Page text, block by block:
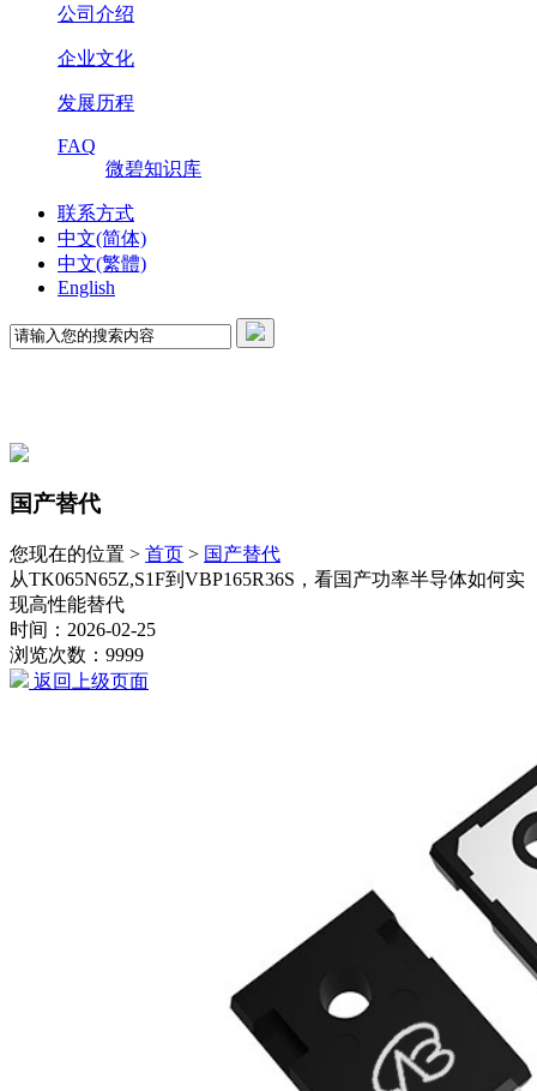
公司介绍
企业文化
发展历程
FAQ
微碧知识库
联系方式
中文(简体)
中文(繁體)
English
国产替代
您现在的位置 > 首页 > 国产替代
从TK065N65Z,S1F到VBP165R36S，看国产功率半导体如何实
现高性能替代
时间：2026-02-25
浏览次数：9999
返回上级页面